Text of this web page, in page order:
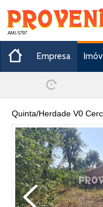
AMI-5797
Empresa
Quinta/Herdade V0